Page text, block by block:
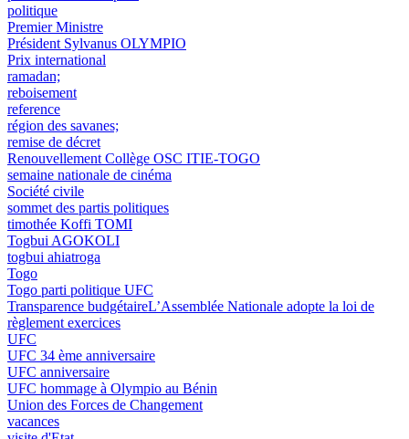
politique
Premier Ministre
Président Sylvanus OLYMPIO
Prix international
ramadan;
reboisement
reference
région des savanes;
remise de décret
Renouvellement Collège OSC ITIE-TOGO
semaine nationale de cinéma
Société civile
sommet des partis politiques
timothée Koffi TOMI
Togbui AGOKOLI
togbui ahiatroga
Togo
Togo parti politique UFC
Transparence budgétaireL’Assemblée Nationale adopte la loi de
règlement exercices
UFC
UFC 34 ème anniversaire
UFC anniversaire
UFC hommage à Olympio au Bénin
Union des Forces de Changement
vacances